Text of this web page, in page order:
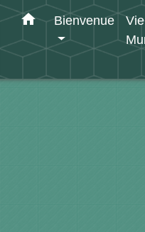
home Bienvenue
Vie